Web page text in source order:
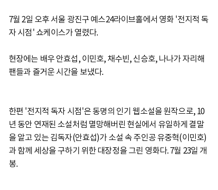
7월 2일 오후 서울 광진구 예스24라이브홀에서 영화 '전지적 독
자 시점' 쇼케이스가 열렸다.
현장에는 배우 안효섭, 이민호, 채수빈, 신승호, 나나가 자리해
팬들과 즐거운 시간을 보냈다.
한편 '전지적 독자 시점'은 동명의 인기 웹소설을 원작으로, 10
년 동안 연재된 소설처럼 멸망해버린 현실에서 유일하게 결말
을 알고 있는 김독자(안효섭)가 소설 속 주인공 유중혁(이민호)
과 함께 세상을 구하기 위한 대장정을 그린 영화다. 7월 23일 개
봉.